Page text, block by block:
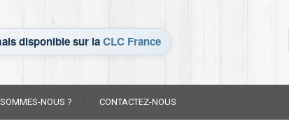
disponible sur laCLC France
NOUS ? CONTACTEZ-NOUS